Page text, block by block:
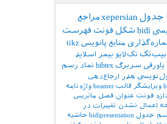
جدول xepersianمراجع
bidi شکل فونت فهرست
منابع پانویس tikz
بیب‌تک تک‌لایو بیمر اسلاید
پاورقی سربرگ bibtex نماد رسم
هدر
ارجاع‌دهی
ویرایشگر قالب beamer واژه‌نامه
فونت عنوان فصل ماتریس
اعمال نشدن تغییرات در
جدول bidipresentation حاشیه